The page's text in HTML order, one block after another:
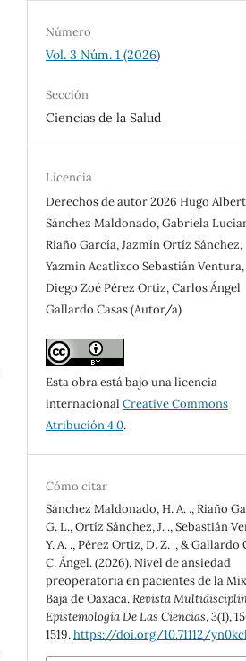
Número
Vol. 3 Núm. 1 (2026)
Sección
Ciencias de la Salud
Licencia
Derechos de autor 2026 Hugo
Sánchez Maldonado, Gabriela
Riaño García, Jazmín Ortíz Sánchez,
Yazmin Acatlixco Sebastián Ventura,
Diego Zoé Pérez Ortiz, Carlos Ángel
Gallardo Casas (Autor/a)
Esta obra está bajo una licencia
internacionalCreative Commons
Atribución 4.0.
Cómo citar
Sánchez Maldonado, H. A. ., Riaño
G. L., Ortíz Sánchez, J. ., Sebastián
Y. A. ., Pérez Ortiz, D. Z. ., & Gallardo
C. Ángel. (2026). Nivel de ansiedad
preoperatoria en pacientes de la
Baja de Oaxaca.Revista
Epistemología De Las Ciencias,3(1),
1519.https://doi.org/10.71112/